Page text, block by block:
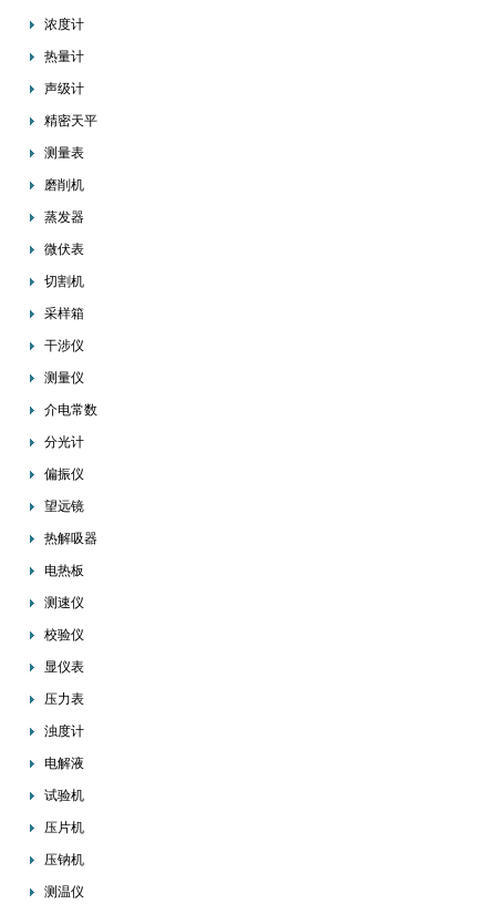
浓度计
热量计
声级计
精密天平
测量表
磨削机
蒸发器
微伏表
切割机
采样箱
干涉仪
测量仪
介电常数
分光计
偏振仪
望远镜
热解吸器
电热板
测速仪
校验仪
显仪表
压力表
浊度计
电解液
试验机
压片机
压钠机
测温仪